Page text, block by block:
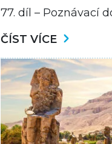
77. díl – Poznávací
ČÍST VÍCE